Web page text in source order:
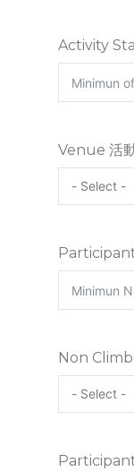
Activity
Venue 活
Non